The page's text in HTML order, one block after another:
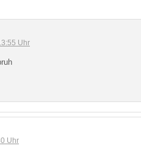
Uhr
Uhr